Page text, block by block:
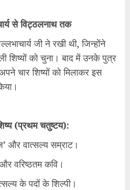
से विट्ठलनाथ तक
जी ने रखी थी, जिन्होंने
शिष्यों को चुना। बाद में उनके पुत्र
चार शिष्यों को मिलाकर इस
(प्रथम चतुष्टय):
और वात्सल्य सम्राट।
वरिष्ठतम कवि।
के पदों के शिल्पी।